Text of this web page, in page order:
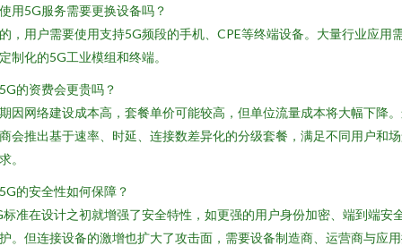
用5G服务需要更换设备吗？
，用户需要使用支持5G频段的手机、CPE等终端设备。大量行业应用
制化的5G工业模组和终端。
的资费会更贵吗？
因网络建设成本高，套餐单价可能较高，但单位流量成本将大幅下降
会推出基于速率、时延、连接数差异化的分级套餐，满足不同用户和
。
的安全性如何保障？
标准在设计之初就增强了安全特性，如更强的用户身份加密、端到端安
。但连接设备的激增也扩大了攻击面，需要设备制造商、运营商与应